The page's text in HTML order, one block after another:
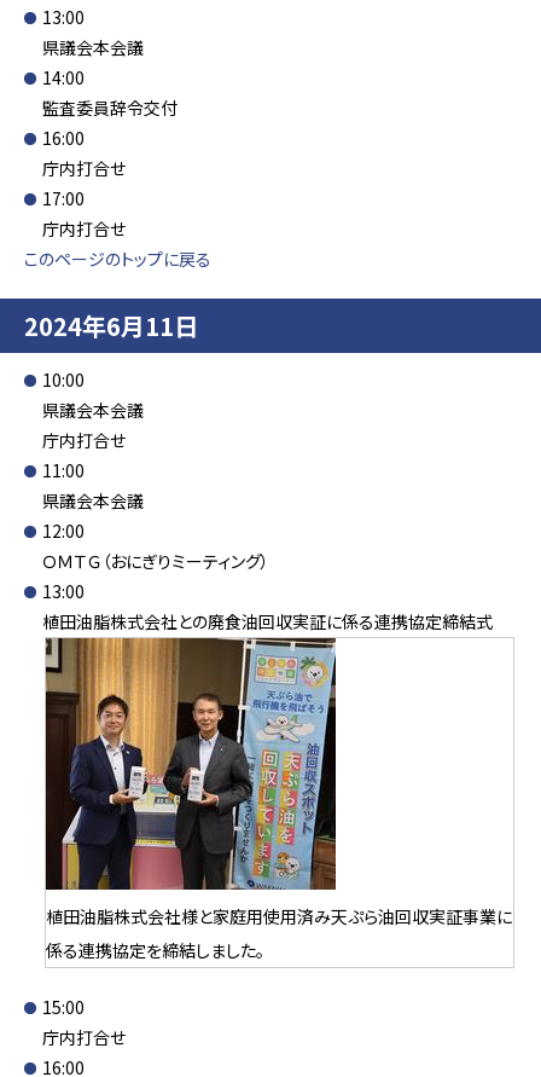
13:00
県議会本会議
14:00
監査委員辞令交付
16:00
庁内打合せ
17:00
庁内打合せ
このページのトップに戻る
2024年6月11日
10:00
県議会本会議
庁内打合せ
11:00
県議会本会議
12:00
ＯＭＴＧ（おにぎりミーティング）
13:00
植田油脂株式会社との廃食油回収実証に係る連携協定締結式
植田油脂株式会社様と家庭用使用済み天ぷら油回収実証事業に
係る連携協定を締結しました。
15:00
庁内打合せ
16:00